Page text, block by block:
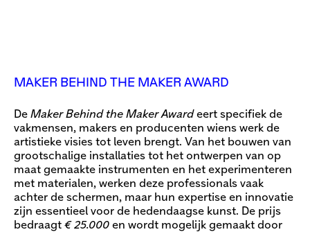
MAKER BEHIND THE MAKER AWARD
De Maker Behind the Maker Award eert specifiek de
vakmensen, makers en producenten wiens werk de
artistieke visies tot leven brengt. Van het bouwen van
grootschalige installaties tot het ontwerpen van op
maat gemaakte instrumenten en het experimenteren
met materialen, werken deze professionals vaak
achter de schermen, maar hun expertise en innovatie
zijn essentieel voor de hedendaagse kunst. De prijs
bedraagt € 25.000 en wordt mogelijk gemaakt door